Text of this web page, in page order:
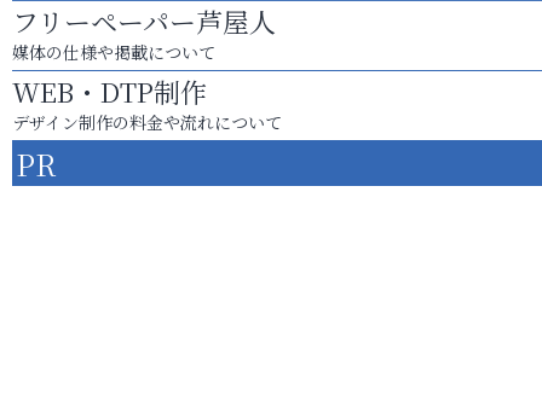
フリーペーパー芦屋人
媒体の仕様や掲載について
WEB・DTP制作
デザイン制作の料金や流れについて
PR